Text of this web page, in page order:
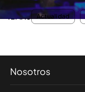
TEMAS Actualidad
Nosotros